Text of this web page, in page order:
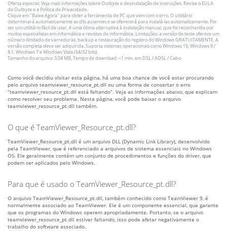
Oferta especial. Veja mais informações sobreOutbytee desinstalaçãode instruções. Revise o EULA
da Outbyte e a Política de Privacidade.
Clique em"Baixe Agora" para obter a ferramenta de PC que vem com o erro. O utilitário
determinará automaticamente as dlls ausentes e se oferecerá para instalá-las automaticamente. Por
ser um utilitário fácil de usar, é uma ótima alternativa à instalação manual, que foi reconhecida por
muitos especialistas em informática e revistas de informática. Limitações: a versão de teste oferece um
número ilimitado de varreduras, backup e restauração do registro do Windows GRATUITAMENTE. A
versão completa deve ser adquirida. Suporta sistemas operacionais como Windows 10, Windows 8 /
8.1, Windows 7 e Windows Vista (64/32 bits).
Tamanho do arquivo: 3,04 MB, Tempo de download: <1 min. em DSL / ADSL / Cabo
Como você decidiu visitar esta página, há uma boa chance de você estar procurando
pelo arquivo teamviewer_resource_pt.dll ou uma forma de consertar o erro
“teamviewer_resource_pt.dll está faltando”. Veja as informações abaixo, que explicam
como resolver seu problema. Nesta página, você pode baixar o arquivo
teamviewer_resource_pt.dll também.
O que é TeamViewer_Resource_pt.dll?
TeamViewer_Resource_pt.dll é um arquivo DLL (Dynamic Link Library), desenvolvido
pela TeamViewer, que é referenciado a arquivos de sistema essenciais no Windows
OS. Ele geralmente contém um conjunto de procedimentos e funções do driver, que
podem ser aplicados pelo Windows.
Para que é usado o TeamViewer_Resource_pt.dll?
O arquivo TeamViewer_Resource_pt.dll, também conhecido como TeamViewer 9, é
normalmente associado ao TeamViewer. Ele é um componente essencial, que garante
que os programas do Windows operem apropriadamente. Portanto, se o arquivo
teamviewer_resource_pt.dll estiver faltando, isso pode afetar negativamente o
trabalho do software associado.